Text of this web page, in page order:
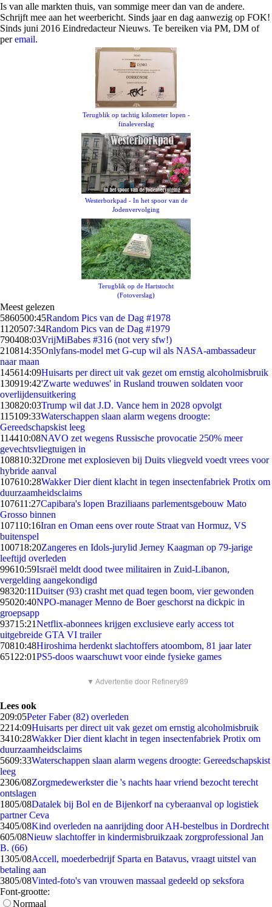
Is van alle markten thuis, van sommige meer dan van de andere.
Schrijft mee aan het weerbericht. Sinds jaar en dag aanwezig op FOK!
Sinds juni 2016 Eindredacteur Nieuws. Te bereiken via PM, DM of
peremail.
Terugblik op tachtig kilometer lopen -
finaleverslag
Westerborkpad - In het spoor van de
Jodenvervolging
Terugblik op de Hartstocht
(Fotoverslag)
Meest gelezen
5860500:45Random Pics van de Dag #1978
1120507:34Random Pics van de Dag #1979
790408:03VrijMiBabes #316 (not very sfw!)
210814:35Onlyfans-model met G-cup wil als NASA-ambassadeur
naar maan
145614:09Huisarts per direct uit vak gezet om ernstig alcoholmisbruik
130919:42'Zwarte weduwes' in Rusland trouwen soldaten voor
overlijdensuitkering
130820:03Trump wil dat J.D. Vance hem in 2028 opvolgt
115109:33Waterschappen slaan alarm wegens droogte:
Gereedschapskist leeg
114410:08NAVO zet wegens Russische provocatie 250% meer
gevechtsvliegtuigen in
108810:32Drone met explosieven bij Duits vliegveld voedt vrees voor
hybride aanval
107610:28Wakker Dier dient klacht in tegen insectenfabriek Protix om
duurzaamheidsclaims
107611:27Capibara's lopen Braziliaans parlementsgebouw Mato
Grosso binnen
107110:16Iran en Oman eens over route Straat van Hormuz, VS
buitenspel
100718:20Zangeres en Idols-jurylid Jerney Kaagman op 79-jarige
leeftijd overleden
99610:59Israël meldt dood twee militairen in Zuid-Libanon,
vergelding aangekondigd
98320:11Duitser (93) crasht met quad tegen boom, vier gewonden
95020:40NPO-manager Menno de Boer geschorst na dickpic in
groepsapp
93715:21Netflix-abonnees krijgen exclusieve early access tot
uitgebreide GTA VI trailer
70810:48Hiroshima herdenkt slachtoffers atoombom, 81 jaar later
651 22:01PS5-doos waarschuwt voor einde fysieke games
▼ Advertentie door Refinery89
Lees ook
209:05Peter Faber (82) overleden
2214:09Huisarts per direct uit vak gezet om ernstig alcoholmisbruik
3410:28Wakker Dier dient klacht in tegen insectenfabriek Protix om
duurzaamheidsclaims
5609:33Waterschappen slaan alarm wegens droogte: Gereedschapskist
leeg
2306/08Zorgmedewerkster die 's nachts haar vriend bezocht terecht
ontslagen
1805/08Datalek bij Bol en de Bijenkorf na cyberaanval op logistiek
partner Ceva
3405/08Kind overleden na aanrijding door AH-bestelbus in Dordrecht
605/08Nieuw slachtoffer in kindermisbruikzaak zorgprofessional Jan
B. (66)
1305/08Accell, moederbedrijf Sparta en Batavus, vraagt uitstel van
betaling aan
3805/08Vinted-foto's van vrouwen massaal gedeeld op seksfora
Font-grootte:
Normaal